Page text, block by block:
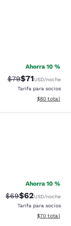
2602 reseñas
Ahorra 10 %
Precio tachado:
$79Precio con
$71USD/noche
Tarifa para socios
Ver detalles
$80 total
2627 reseñas
Ahorra 10 %
Precio tachado:
$69Precio con
$62USD/noche
Tarifa para socios
Ver detalles
$70 total